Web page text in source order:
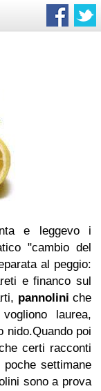
e leggevo i
"cambio del
al peggio:
e financo sul
pannolini che
laurea,
nido.Quando poi
certi racconti
settimane
sono a prova